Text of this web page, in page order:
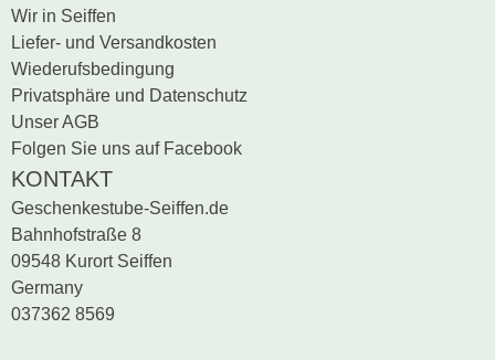
Wir in Seiffen
Liefer- und Versandkosten
Wiederufsbedingung
Privatsphäre und Datenschutz
Unser AGB
Folgen Sie uns auf Facebook
KONTAKT
Geschenkestube-Seiffen.de
Bahnhofstraße 8
09548 Kurort Seiffen
Germany
037362 8569